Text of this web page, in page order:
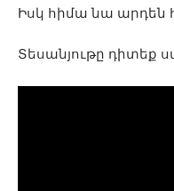
Իսկ հիմա նա արդեն
Տեսանյութը դիտեք